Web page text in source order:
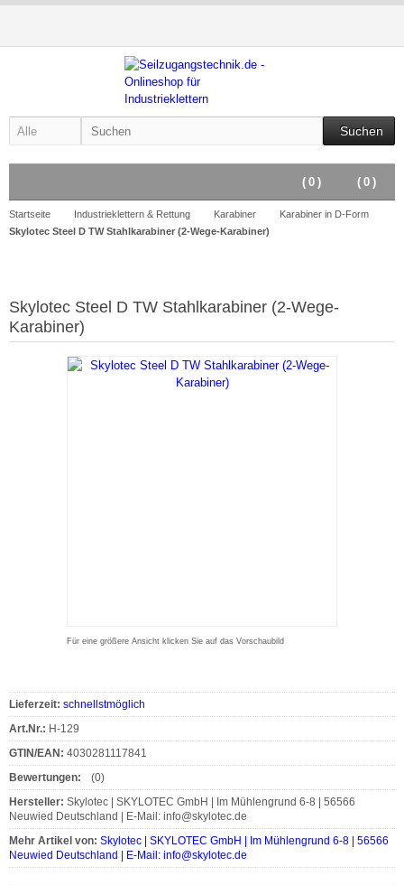
Suchen
( 0 )
( 0 )
Startseite Industrieklettern & Rettung Karabiner
Karabiner in D-Form
Skylotec Steel D TW Stahlkarabiner (2-Wege-Karabiner)
Skylotec Steel D TW Stahlkarabiner (2-Wege-
Karabiner)
Für eine größere Ansicht klicken Sie auf das Vorschaubild
Lieferzeit: schnellstmöglich
Art.Nr.: H-129
GTIN/EAN: 4030281117841
Bewertungen:
(0)
Hersteller: Skylotec | SKYLOTEC GmbH | Im Mühlengrund 6-8 | 56566
Neuwied Deutschland | E-Mail: info@skylotec.de
Mehr Artikel von: Skylotec | SKYLOTEC GmbH | Im Mühlengrund 6-8 | 56566
Neuwied Deutschland | E-Mail: info@skylotec.de